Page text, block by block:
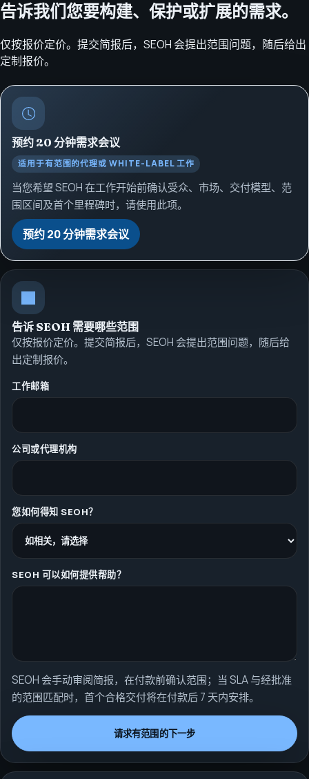
告诉我们您要构建、保护或扩展的需求。
仅按报价定价。提交简报后，SEOH 会提出范围问题，随后给出
定制报价。
预约 20 分钟需求会议
适用于有范围的代理或 WHITE-LABEL 工作
当您希望 SEOH 在工作开始前确认受众、市场、交付模型、范
围区间及首个里程碑时，请使用此项。
预约 20 分钟需求会议
告诉 SEOH 需要哪些范围
仅按报价定价。提交简报后，SEOH 会提出范围问题，随后给
出定制报价。
工作邮箱
公司或代理机构
您如何得知 SEOH？
SEOH 可以如何提供帮助？
SEOH 会手动审阅简报，在付款前确认范围；当 SLA 与经批准
的范围匹配时，首个合格交付将在付款后 7 天内安排。
请求有范围的下一步